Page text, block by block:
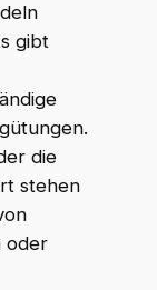
gibt
die
stehen
oder